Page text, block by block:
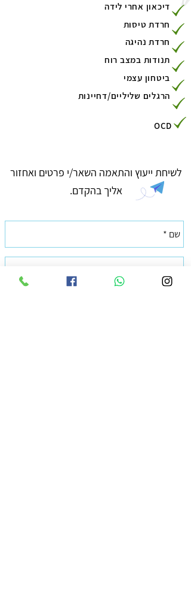
דיכאון אחרי לידה
חרדת טיסות
חרדת נהיגה
תנודות במצב רוח
ביטחון עצמי
הרגלים שליליים/דחיינות
OCD
לשיחת ייעוץ והתאמה השאר/י פרטים ואחזור
אליך בהקדם.